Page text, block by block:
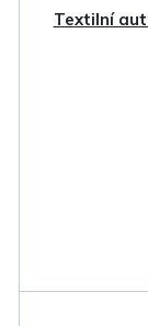
Textilní